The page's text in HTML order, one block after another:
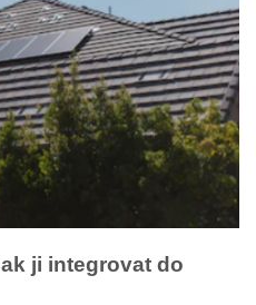
ji integrovat do